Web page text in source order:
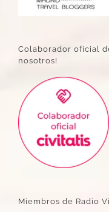
Colaborador oficial
nosotros!
Miembros de Radio